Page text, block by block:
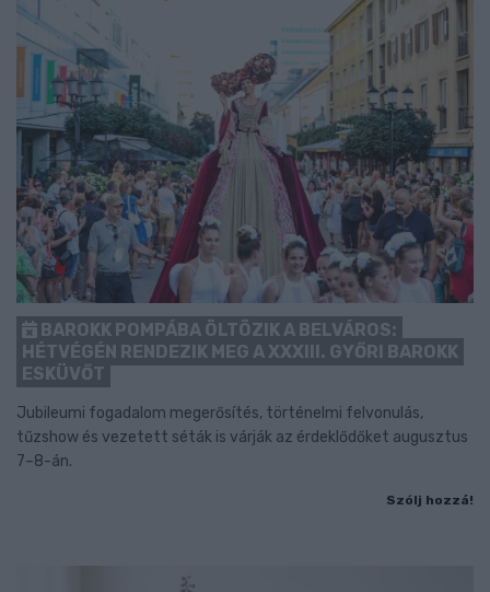
BAROKK POMPÁBA ÖLTÖZIK A BELVÁROS:
HÉTVÉGÉN RENDEZIK MEG A XXXIII. GYŐRI BAROKK
ESKÜVŐT
Jubileumi fogadalom megerősítés, történelmi felvonulás,
tűzshow és vezetett séták is várják az érdeklődőket augusztus
7–8-án.
Szólj hozzá!